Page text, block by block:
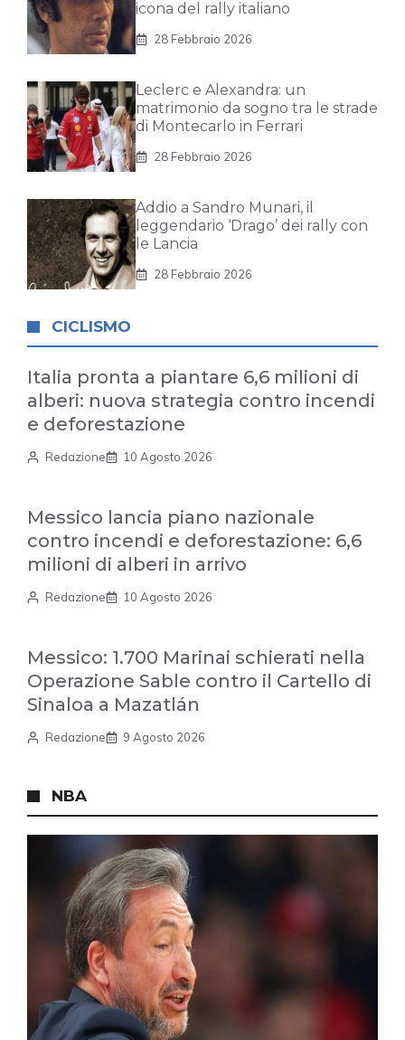
icona del rally italiano
28 Febbraio 2026
Leclerc e Alexandra: un
matrimonio da sogno tra le strade
di Montecarlo in Ferrari
28 Febbraio 2026
Addio a Sandro Munari, il
leggendario ‘Drago’ dei rally con
le Lancia
28 Febbraio 2026
CICLISMO
Italia pronta a piantare 6,6 milioni di
alberi: nuova strategia contro incendi
e deforestazione
Redazione 10 Agosto 2026
Messico lancia piano nazionale
contro incendi e deforestazione: 6,6
milioni di alberi in arrivo
Redazione 10 Agosto 2026
Messico: 1.700 Marinai schierati nella
Operazione Sable contro il Cartello di
Sinaloa a Mazatlán
Redazione 9 Agosto 2026
NBA